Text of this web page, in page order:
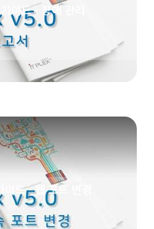
이드 - 장애 관리
드 - 웹 포트 변경